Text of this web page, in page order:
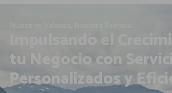
Impulsando el
tu Negocio con
Personalizados y